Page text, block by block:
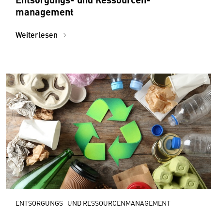
management
Weiterlesen
ENTSORGUNGS- UND RESSOURCENMANAGEMENT